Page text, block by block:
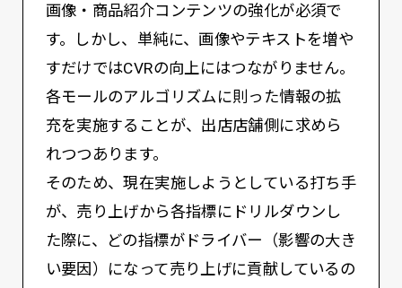
画像・商品紹介コンテンツの強化が必須で
す。しかし、単純に、画像やテキストを増や
すだけではCVRの向上にはつながりません。
各モールのアルゴリズムに則った情報の拡
充を実施することが、出店店舗側に求めら
れつつあります。
そのため、現在実施しようとしている打ち手
が、売り上げから各指標にドリルダウンし
た際に、どの指標がドライバー（影響の大き
い要因）になって売り上げに貢献しているの